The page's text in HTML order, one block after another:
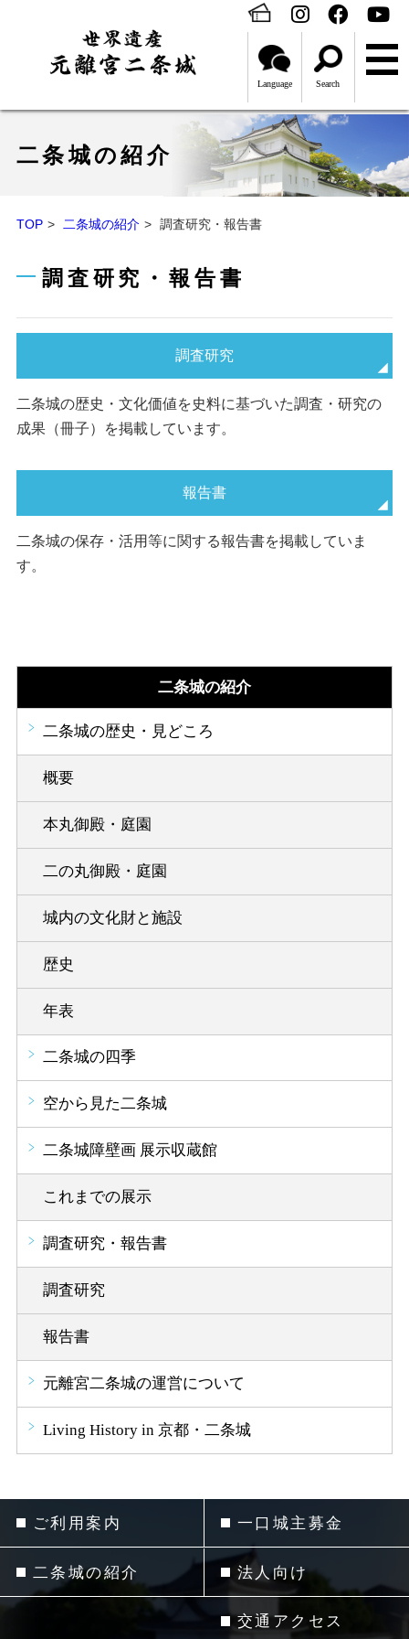
Language Search
二条城の紹介
TOP 二条城の紹介 調査研究・報告書
調査研究・報告書
調査研究
二条城の歴史・文化価値を史料に基づいた調査・研究の
成果（冊子）を掲載しています。
報告書
二条城の保存・活用等に関する報告書を掲載していま
す。
二条城の紹介
二条城の歴史・見どころ
概要
本丸御殿・庭園
二の丸御殿・庭園
城内の文化財と施設
歴史
年表
二条城の四季
空から見た二条城
二条城障壁画 展示収蔵館
これまでの展示
調査研究・報告書
調査研究
報告書
元離宮二条城の運営について
Living History in 京都・二条城
ご利用案内
二条城の紹介
一口城主募金
法人向け
交通アクセス